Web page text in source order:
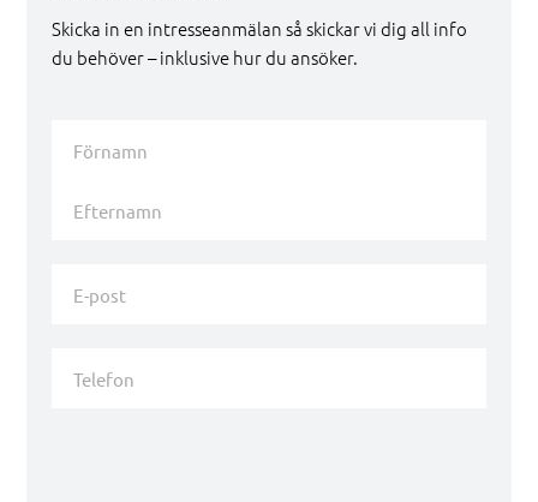
Skicka in en intresseanmälan så skickar vi dig all info
du behöver – inklusive hur du ansöker.
post*